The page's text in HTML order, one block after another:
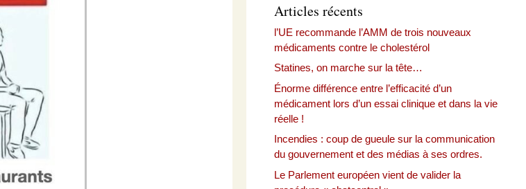
Articles récents
l’UE recommande l’AMM de trois nouveaux
médicaments contre le cholestérol
Statines, on marche sur la tête…
Énorme différence entre l’efficacité d’un
médicament lors d’un essai clinique et dans la vie
réelle !
Incendies : coup de gueule sur la communication
du gouvernement et des médias à ses ordres.
Le Parlement européen vient de valider la